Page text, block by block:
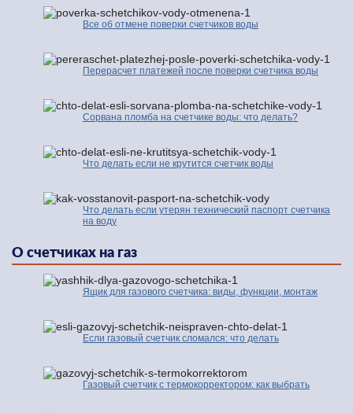
Все об отмене поверки счетчиков воды
Перерасчет платежей после поверки счетчика воды
Сорвана пломба на счетчике воды: что делать?
Что делать если не крутится счетчик воды
Что делать если утерян технический паспорт счетчика
на воду
О счетчиках на газ
Ящик для газового счетчика: виды, функции, монтаж
Если газовый счетчик сломался: что делать
Газовый счетчик с термокорректором: как выбрать